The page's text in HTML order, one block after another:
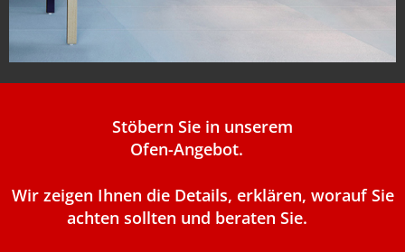
Stöbern Sie in unserem
Ofen-Angebot.
Wir zeigen Ihnen die Details, erklären, worauf Sie
achten sollten und beraten Sie.